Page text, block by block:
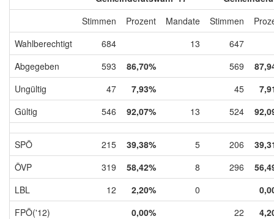
Stimmen
Prozent Mandate Stimmen
Wahlberechtigt
684 13
647
Abgegeben
593 86,70% 569
Ungültig
47 7,93% 45
Gültig
546 92,07% 13 524
SPÖ 215 39,38% 5 206
ÖVP
319 58,42% 8 296
LBL
12 2,20% 0
FPÖ('12)
0,00% 22